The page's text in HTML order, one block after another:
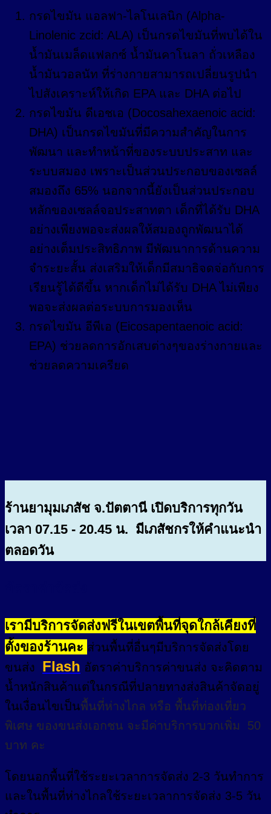
กรดไขมัน แอลฟา-ไลโนเลนิก (Alpha-
Linolenic zcid: ALA) เป็นกรดไขมันที่พบได้ใน
น้ำมันเมล็ดแฟลกซ์ น้ำมันคาโนลา ถั่วเหลือง
น้ำมันวอลนัท ที่ร่างกายสามารถเปลี่ยนรูปนำ
ไปสังเคราะห์ให้เกิด EPA และ DHA ต่อไป
กรดไขมัน ดีเอชเอ (Docosahexaenoic acid:
DHA) เป็นกรดไขมันที่มีความสำคัญในการ
พัฒนา และทำหน้าที่ของระบบประสาท และ
ระบบสมอง เพราะเป็นส่วนประกอบของเซลล์
สมองถึง 65% นอกจากนี้ยังเป็นส่วนประกอบ
หลักของเซลล์จอประสาทตา เด็กที่ได้รับ DHA
อย่างเพียงพอจะส่งผลให้สมองถูกพัฒนาได้
อย่างเต็มประสิทธิภาพ มีพัฒนาการด้านความ
จำระยะสั้น ส่งเสริมให้เด็กมีสมาธิจดจ่อกับการ
เรียนรู้ได้ดีขึ้น หากเด็กไม่ได้รับ DHA ไม่เพียง
พอจะส่งผลต่อระบบการมองเห็น
กรดไขมัน อีพีเอ (Eicosapentaenoic acid:
EPA) ช่วยลดการอักเสบต่างๆของร่างกายและ
ช่วยลดความเครียด
ร้านยามุมเภสัช จ.ปัตตานี เปิดบริการทุกวัน
เวลา 07.15 - 20.45 น. มีเภสัชกรให้คำแนะนำ
ตลอดวัน
เรามีบริการจัดส่งฟรีในเขตพื้นที่จุดใกล้เคียงที่
ตั้งของร้านคะ ส่วนพื้นที่อื่นๆมีบริการจัดส่งโดย
ขนส่ง Flash อัตราค่าบริการค่าขนส่ง จะคิดตาม
น้ำหนักสินค้าแต่ในกรณีที่ปลายทางส่งสินค้าจัดอยู่
ในเงื่อนไขเป็นพื้นที่ห่างไกล หรือ พื้นที่ท่องเที่ยว
พิเศษ ของขนส่งเอกชน จะมีค่าบริการบวกเพิ่ม 50
บาท คะ
โดยนอกพื้นที่ใช้ระยะเวลาการจัดส่ง 2-3 วันทำการ
และในพื้นที่ห่างไกลใช้ระยะเวลาการจัดส่ง 3-5 วัน